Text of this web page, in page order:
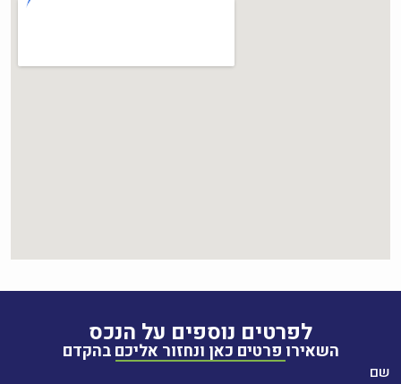
לפרטים נוספים על הנכס
השאירו פרטים כאן ונחזור אליכם בהקדם
שם